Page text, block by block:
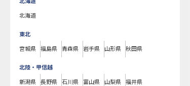
北海道
東北
宮城県 福島県 青森県 岩手県 山形県 秋田県
北陸・甲信越
新潟県 長野県 石川県 富山県 山梨県 福井県